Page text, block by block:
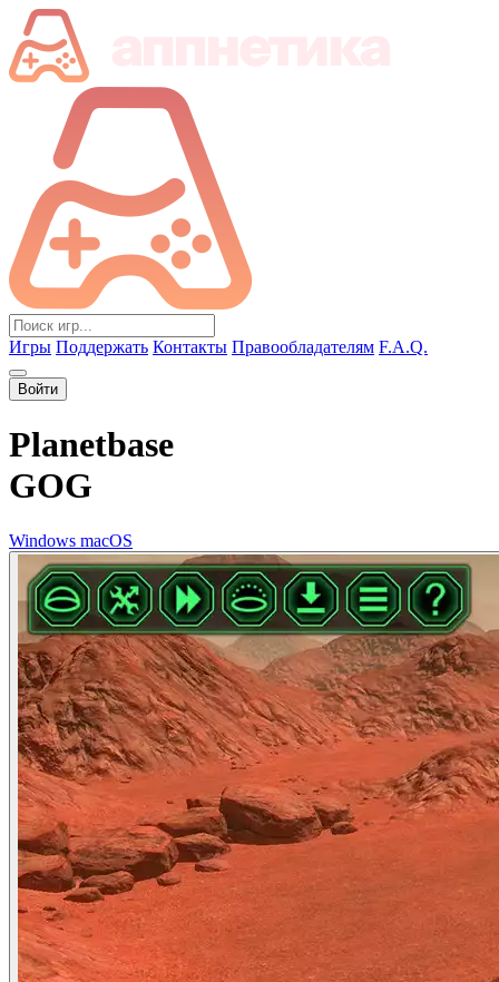
Игры Поддержать Контакты Правообладателям F.A.Q.
Войти
Planetbase
GOG
Windows macOS